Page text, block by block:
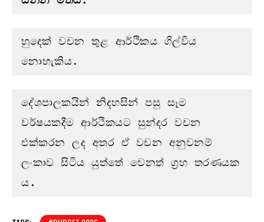
හුදෙක් වචන තුළ ආර්ථිකය ගිල්විය
නොහැකිය.
දේශපාලකයින් නිදහසින් පසු සෑම
වර්ෂයකදීම ආර්ථිකයට සුන්දර වචන
එක්කරන ලද අතර ඒ වචන අනුවනම්
ලංකාව සිටිය යුත්තේ වෙනත් ග්‍රහ තරණයක
ය.